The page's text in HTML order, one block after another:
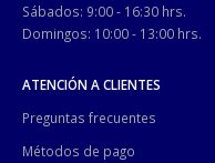
Sábados: 9:00 - 16:30 hrs.
Domingos: 10:00 - 13:00 hrs.
ATENCIÓN A CLIENTES
Preguntas frecuentes
Métodos de pago